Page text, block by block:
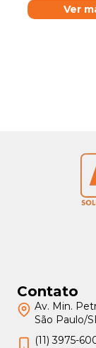
Ver
Contato
Av. Min.
São Paulo/
(11) 3975-